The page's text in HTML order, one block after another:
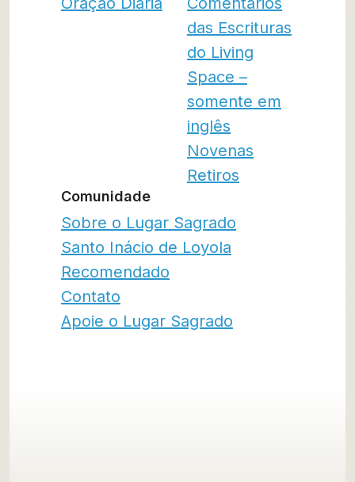
das Escrituras
do Living
Space –
somente em
inglês
Novenas
Retiros
Comunidade
Sobre o Lugar Sagrado
Santo Inácio de Loyola
Recomendado
Contato
Apoie o Lugar Sagrado